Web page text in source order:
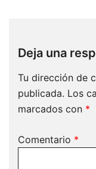
Deja una
Tu dirección de
publicada. Los
marcados con *
Comentario *